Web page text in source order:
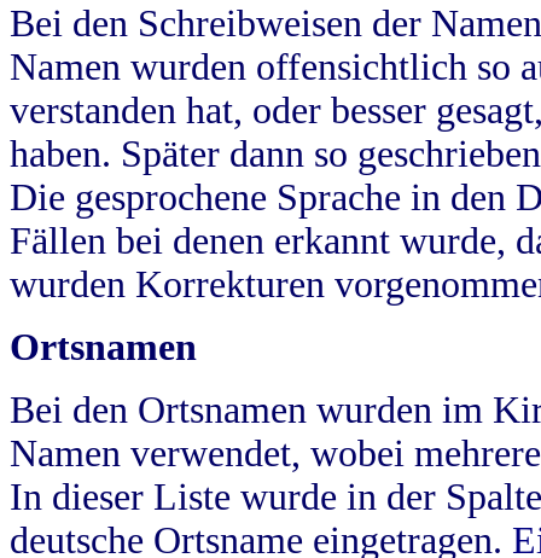
Bei den Schreibweisen der
Namen wurden offensichtlich so
verstanden hat, oder besser
haben. Später dann so
Die gesprochene Sprache in
Fällen bei denen erkannt wurde,
wurden Korrekturen
Ortsnamen
Bei den Ortsnamen wurden im
Namen verwendet, wobei
In dieser Liste wurde in der
deutsche Ortsname eingetragen.